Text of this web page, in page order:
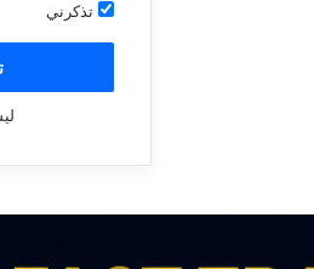
تذكرني